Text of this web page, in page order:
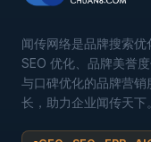
闻传网络是品牌搜索
SEO 优化、品牌美誉
与口碑优化的品牌营
长，助力企业闻传天下。